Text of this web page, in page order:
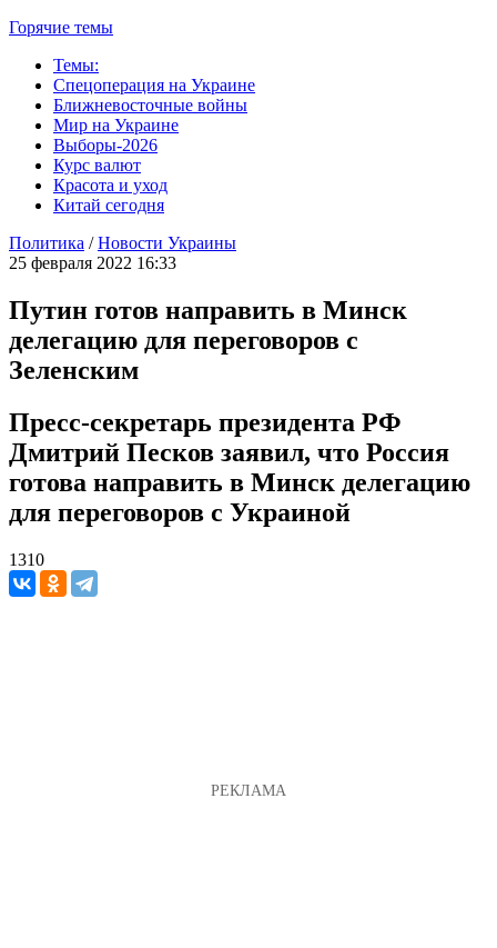
Горячие темы
Темы:
Спецоперация на Украине
Ближневосточные войны
Мир на Украине
Выборы-2026
Курс валют
Красота и уход
Китай сегодня
Политика /Новости Украины
25 февраля 2022 16:33
Путин готов направить в Минск
делегацию для переговоров с
Зеленским
Пресс-секретарь президента РФ
Дмитрий Песков заявил, что Россия
готова направить в Минск делегацию
для переговоров с Украиной
1310